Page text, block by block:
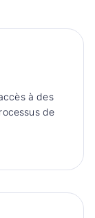
à des
de